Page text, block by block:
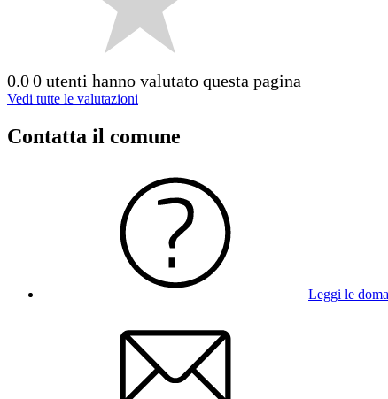
0.00 utenti hanno valutato questa pagina
Vedi tutte le valutazioni
Contatta il comune
Leggi le